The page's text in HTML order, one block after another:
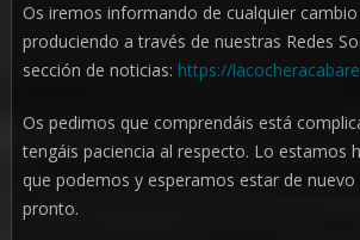
Os iremos informando de cualquier
produciendo a través de nuestras Redes
sección de noticias: https://
Os pedimos que comprendáis está
tengáis paciencia al respecto. Lo estamos
que podemos y esperamos estar de
pronto.